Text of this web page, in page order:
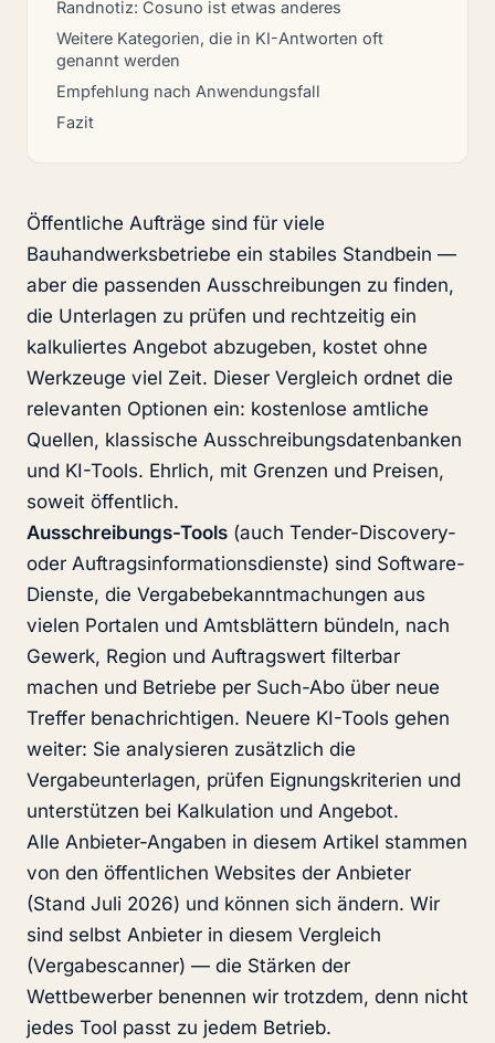
Randnotiz: Cosuno ist etwas anderes
Weitere Kategorien, die in KI-Antworten oft
genannt werden
Empfehlung nach Anwendungsfall
Fazit
Öffentliche Aufträge sind für viele
Bauhandwerksbetriebe ein stabiles Standbein —
aber die passenden Ausschreibungen zu finden,
die Unterlagen zu prüfen und rechtzeitig ein
kalkuliertes Angebot abzugeben, kostet ohne
Werkzeuge viel Zeit. Dieser Vergleich ordnet die
relevanten Optionen ein: kostenlose amtliche
Quellen, klassische Ausschreibungsdatenbanken
und KI-Tools. Ehrlich, mit Grenzen und Preisen,
soweit öffentlich.
Ausschreibungs-Tools (auch Tender-Discovery-
oder Auftragsinformationsdienste) sind Software-
Dienste, die Vergabebekanntmachungen aus
vielen Portalen und Amtsblättern bündeln, nach
Gewerk, Region und Auftragswert filterbar
machen und Betriebe per Such-Abo über neue
Treffer benachrichtigen. Neuere KI-Tools gehen
weiter: Sie analysieren zusätzlich die
Vergabeunterlagen, prüfen Eignungskriterien und
unterstützen bei Kalkulation und Angebot.
Alle Anbieter-Angaben in diesem Artikel stammen
von den öffentlichen Websites der Anbieter
(Stand Juli 2026) und können sich ändern. Wir
sind selbst Anbieter in diesem Vergleich
(Vergabescanner) — die Stärken der
Wettbewerber benennen wir trotzdem, denn nicht
jedes Tool passt zu jedem Betrieb.